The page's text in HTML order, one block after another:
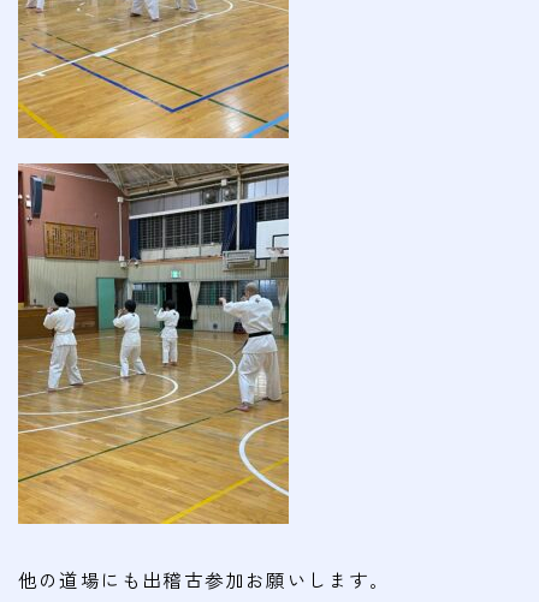
他の道場にも出稽古参加お願いします｡